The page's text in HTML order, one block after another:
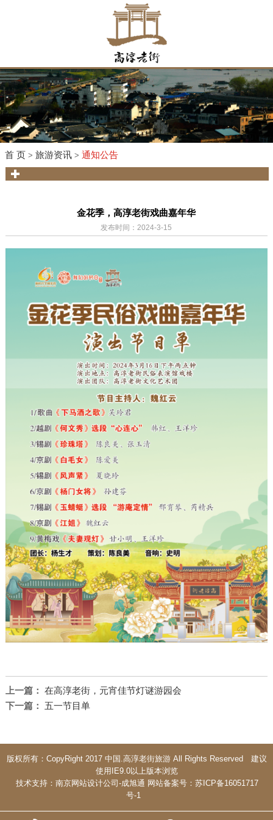
首 页 > 旅游资讯 > 通知公告
金花季，高淳老街戏曲嘉年华
发布时间：2024-3-15
上一篇： 在高淳老街，元宵佳节灯谜游园会
下一篇：
五一节目单
版权所有：CopyRight 2017 中国.高淳老街旅游 All Rights Reserved 建议
使用IE9.0以上版本浏览
技术支持： 南京网站设计公司 -成旭通 网站备案号： 苏ICP备16051717
号-1